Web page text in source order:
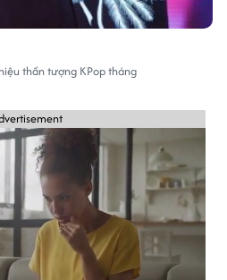
thần tượng KPop tháng